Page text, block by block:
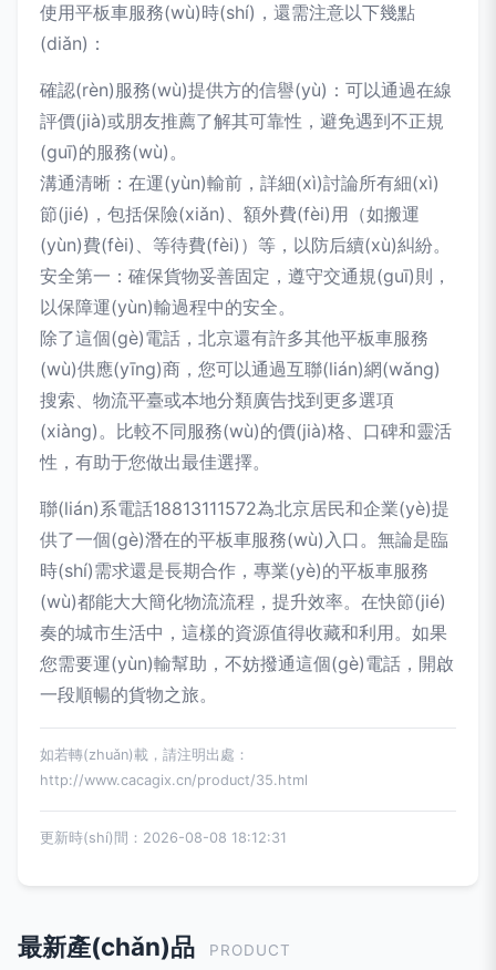
使用平板車服務(wù)時(shí)，還需注意以下幾點
(diǎn)：
確認(rèn)服務(wù)提供方的信譽(yù)：可以通過在線
評價(jià)或朋友推薦了解其可靠性，避免遇到不正規
(guī)的服務(wù)。
溝通清晰：在運(yùn)輸前，詳細(xì)討論所有細(xì)
節(jié)，包括保險(xiǎn)、額外費(fèi)用（如搬運
(yùn)費(fèi)、等待費(fèi)）等，以防后續(xù)糾紛。
安全第一：確保貨物妥善固定，遵守交通規(guī)則，
以保障運(yùn)輸過程中的安全。
除了這個(gè)電話，北京還有許多其他平板車服務
(wù)供應(yīng)商，您可以通過互聯(lián)網(wǎng)
搜索、物流平臺或本地分類廣告找到更多選項
(xiàng)。比較不同服務(wù)的價(jià)格、口碑和靈活
性，有助于您做出最佳選擇。
聯(lián)系電話18813111572為北京居民和企業(yè)提
供了一個(gè)潛在的平板車服務(wù)入口。無論是臨
時(shí)需求還是長期合作，專業(yè)的平板車服務
(wù)都能大大簡化物流流程，提升效率。在快節(jié)
奏的城市生活中，這樣的資源值得收藏和利用。如果
您需要運(yùn)輸幫助，不妨撥通這個(gè)電話，開啟
一段順暢的貨物之旅。
如若轉(zhuǎn)載，請注明出處：
http://www.cacagix.cn/product/35.html
更新時(shí)間：2026-08-08 18:12:31
最新產(chǎn)品 PRODUCT